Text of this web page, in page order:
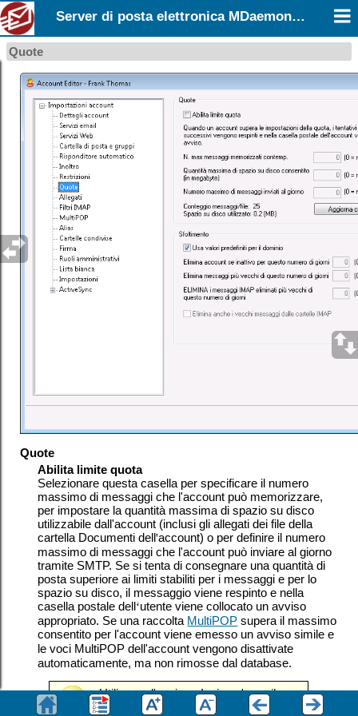
Server di posta elettronica MDaemon 26.0
Quote
Quote
Abilita limite quota
Selezionare questa casella per specificare il numero
massimo di messaggi che l'account può memorizzare,
per impostare la quantità massima di spazio su disco
utilizzabile dall'account (inclusi gli allegati dei file della
cartella Documenti dell'account) o per definire il numero
massimo di messaggi che l'account può inviare al giorno
tramite SMTP. Se si tenta di consegnare una quantità di
posta superiore ai limiti stabiliti per i messaggi e per lo
spazio su disco, il messaggio viene respinto e nella
casella postale dell‘utente viene collocato un avviso
appropriato. Se una raccolta MultiPOP supera il massimo
consentito per l'account viene emesso un avviso simile e
le voci MultiPOP dell'account vengono disattivate
automaticamente, ma non rimosse dal database.
Utilizzare l'opzioneInvia un'e-mail
all'utente se viene raggiunta questa